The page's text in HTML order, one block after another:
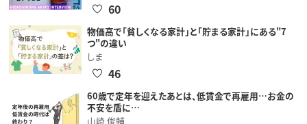
60
物価高で「貧しくなる家計」と「貯まる家計」にある"7
つ"の違い
しま
46
60歳で定年を迎えたあとは、低賃金で再雇用…お金の
不安を盾に…
山崎 俊輔